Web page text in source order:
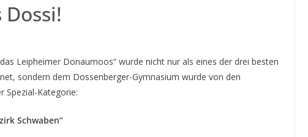
Leipheimer Donaumoos“ wurde nicht nur als eines der drei besten
sondern dem Dossenberger-Gymnasium wurde von den
Spezial-Kategorie:
Schwaben“